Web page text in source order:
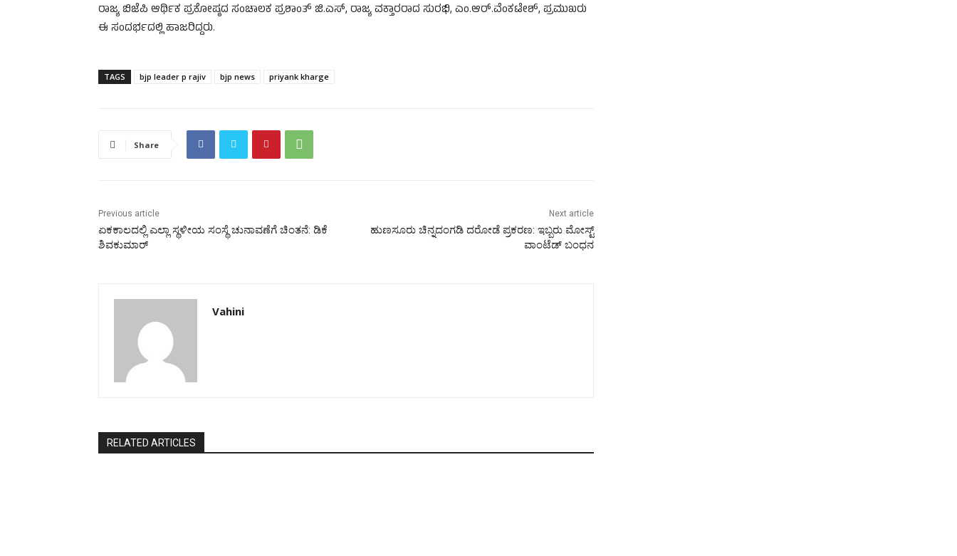
ರಾಜ್ಯ ಬಿಜೆಪಿ ಆರ್ಥಿಕ ಪ್ರಕೋಷ್ಠದ ಸಂಚಾಲಕ ಪ್ರಶಾಂತ್ ಜಿ.ಎಸ್, ರಾಜ್ಯ ವಕ್ತಾರರಾದ ಸುರಭಿ, ಎಂ.ಆರ್.ವೆಂಕಟೇಶ್, ಪ್ರಮುಖರು
ಈ ಸಂದರ್ಭದಲ್ಲಿ ಹಾಜರಿದ್ದರು.
TAGS bjp leader p rajiv bjp news priyank kharge
Share
Previous article
ಏಕಕಾಲದಲ್ಲಿ ಎಲ್ಲಾ ಸ್ಥಳೀಯ ಸಂಸ್ಥೆ ಚುನಾವಣೆಗೆ ಚಿಂತನೆ: ಡಿಕೆ
ಶಿವಕುಮಾರ್
Next article
ಹುಣಸೂರು ಚಿನ್ನದಂಗಡಿ ದರೋಡೆ ಪ್ರಕರಣ: ಇಬ್ಬರು ಮೋಸ್ಟ್
ವಾಂಟೆಡ್ ಬಂಧನ
Vahini
RELATED ARTICLES